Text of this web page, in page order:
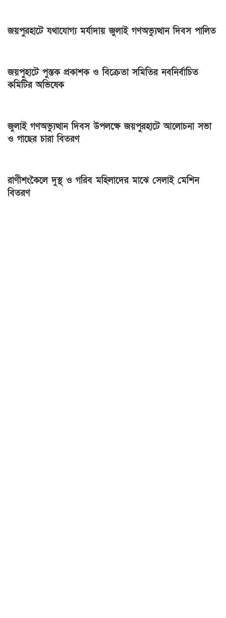
জয়পুরহাটে যথাযোগ্য মর্যাদায় জুলাই গণঅভ্যুত্থান দিবস পালিত
জয়পুহাটে পুস্তক প্রকাশক ও বিক্রেতা সমিতির নবনির্বাচিত
কমিটির অভিষেক
জুলাই গণঅভ্যুত্থান দিবস উপলক্ষে জয়পুরহাটে আলোচনা সভা
ও গাছের চারা বিতরণ
রাণীশংকৈলে দুস্থ ও গরিব মহিলাদের মাঝে সেলাই মেশিন
বিতরণ